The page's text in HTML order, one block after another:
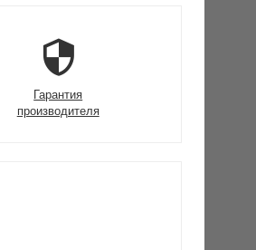
Гарантия
производителя